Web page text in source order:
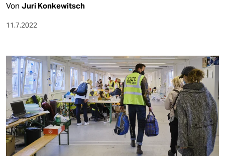
Von Juri Konkewitsch
11.7.2022